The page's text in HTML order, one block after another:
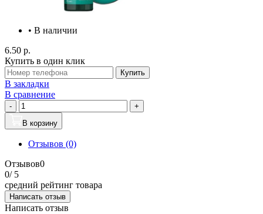
• В наличии
6.50 р.
Купить в один клик
Купить
В закладки
В сравнение
-
+
В корзину
Отзывов (0)
Отзывов0
0/ 5
средний рейтинг товара
Написать отзыв
Написать отзыв